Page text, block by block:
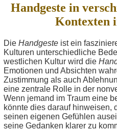
Handgeste in
Kontexten
Die Handgeste ist ein
Kulturen unterschiedliche
westlichen Kultur wird die
Emotionen und Absichten
Zustimmung als auch
eine zentrale Rolle in der
Wenn jemand im Traum eine
könnte dies darauf hinweisen,
seinen eigenen Gefühlen
seine Gedanken klarer zu